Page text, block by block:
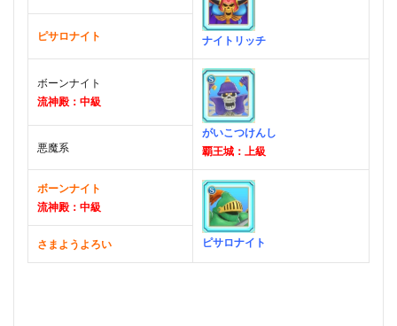
ナイトリッチ
ピサロナイト
ボーンナイト
流神殿：中級
がいこつけんし
覇王城：上級
悪魔系
ボーンナイト
流神殿：中級
ピサロナイト
さまようよろい